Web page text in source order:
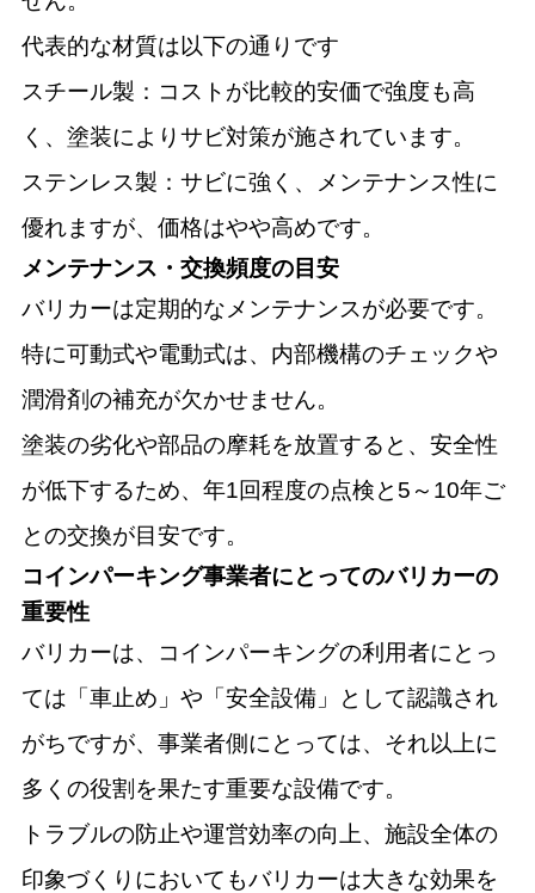
代表的な材質は以下の通りです
スチール製：コストが比較的安価で強度も高
く、塗装によりサビ対策が施されています。
ステンレス製：サビに強く、メンテナンス性に
優れますが、価格はやや高めです。
メンテナンス・交換頻度の目安
バリカーは定期的なメンテナンスが必要です。
特に可動式や電動式は、内部機構のチェックや
潤滑剤の補充が欠かせません。
塗装の劣化や部品の摩耗を放置すると、安全性
が低下するため、年1回程度の点検と5～10年ご
との交換が目安です。
コインパーキング事業者にとってのバリカーの
重要性
バリカーは、コインパーキングの利用者にとっ
ては「車止め」や「安全設備」として認識され
がちですが、事業者側にとっては、それ以上に
多くの役割を果たす重要な設備です。
トラブルの防止や運営効率の向上、施設全体の
印象づくりにおいてもバリカーは大きな効果を